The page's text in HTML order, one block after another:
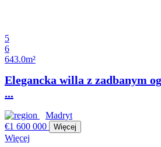
5
6
643.0m²
Elegancka willa z zadbanym
...
Madryt
€1 600 000
Więcej
Więcej